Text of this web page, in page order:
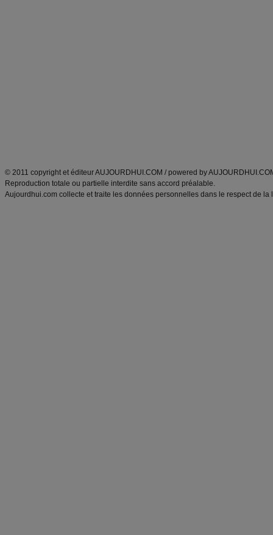
© 2011 copyright et éditeur AUJOURDHUI.COM / powered by
Reproduction totale ou partielle interdite sans accord préalable.
Aujourdhui.com collecte et traite les données personnelles dans le respect de